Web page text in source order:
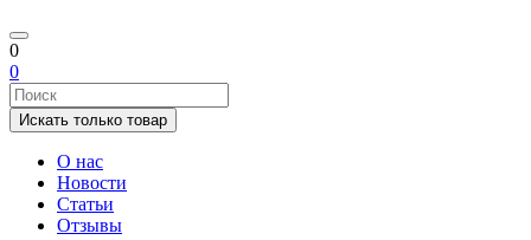
0
0
Искать только товар
О нас
Новости
Статьи
Отзывы